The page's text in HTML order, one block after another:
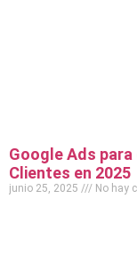
Google Ads
Clientes en 2025
junio 25, 2025 No hay